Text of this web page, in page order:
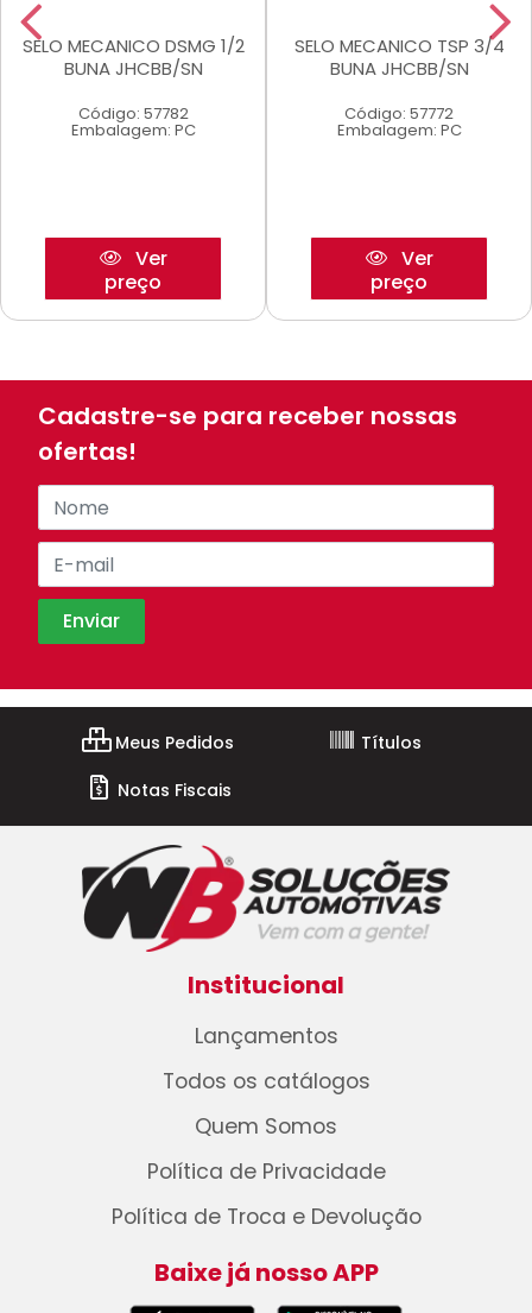
SELO MECANICO DSMG 1/2
BUNA JHCBB/SN
Código: 57782
Embalagem: PC
Ver
preço
SELO MECANICO TSP 3/4
BUNA JHCBB/SN
Código: 57772
Embalagem: PC
Ver
preço
Cadastre-se para receber nossas
ofertas!
Meus Pedidos
Títulos
Notas Fiscais
Institucional
Lançamentos
Todos os catálogos
Quem Somos
Política de Privacidade
Política de Troca e Devolução
Baixe já nosso APP